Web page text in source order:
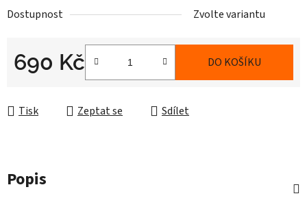
Dostupnost Zvolte variantu
690 Kč DO KOŠÍKU
Tisk Zeptat se Sdílet
Popis